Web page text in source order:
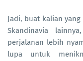
Jadi, buat kalian
Skandinavia
perjalanan lebih
lupa untuk